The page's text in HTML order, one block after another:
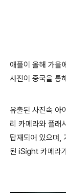
애플이 올해 가을
사진이 중국을 통
유출된 사진속 아
리 카메라와 플래
탑재되어 있으며,
된 iSight 카메라